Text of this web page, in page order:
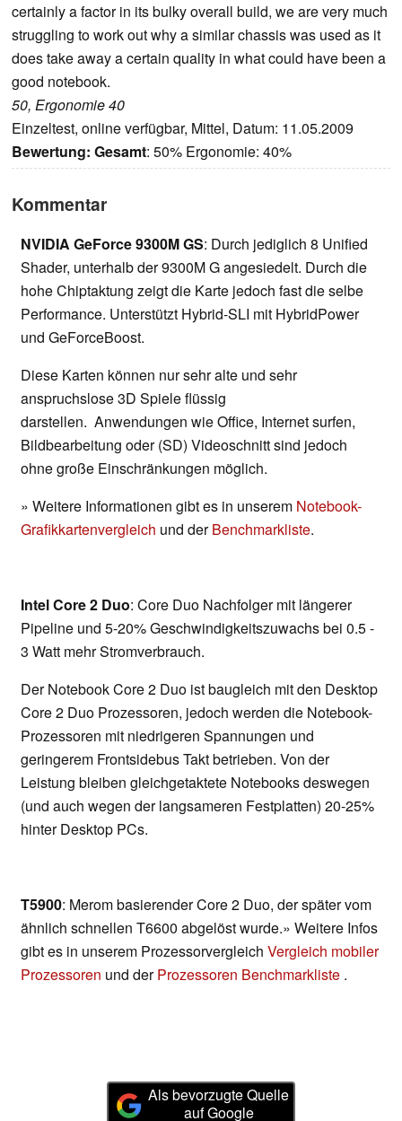
certainly a factor in its bulky overall build, we are very much
struggling to work out why a similar chassis was used as it
does take away a certain quality in what could have been a
good notebook.
50, Ergonomie 40
Einzeltest, online verfügbar, Mittel, Datum: 11.05.2009
Bewertung: Gesamt: 50% Ergonomie: 40%
Kommentar
NVIDIA GeForce 9300M GS: Durch jediglich 8 Unified
Shader, unterhalb der 9300M G angesiedelt. Durch die
hohe Chiptaktung zeigt die Karte jedoch fast die selbe
Performance. Unterstützt Hybrid-SLI mit HybridPower
und GeForceBoost.
Diese Karten können nur sehr alte und sehr
anspruchslose 3D Spiele flüssig
darstellen. Anwendungen wie Office, Internet surfen,
Bildbearbeitung oder (SD) Videoschnitt sind jedoch
ohne große Einschränkungen möglich.
» Weitere Informationen gibt es in unserem Notebook-
Grafikkartenvergleich und derBenchmarkliste.
Intel Core 2 Duo: Core Duo Nachfolger mit längerer
Pipeline und 5-20% Geschwindigkeitszuwachs bei 0.5 -
3 Watt mehr Stromverbrauch.
Der Notebook Core 2 Duo ist baugleich mit den Desktop
Core 2 Duo Prozessoren, jedoch werden die Notebook-
Prozessoren mit niedrigeren Spannungen und
geringerem Frontsidebus Takt betrieben. Von der
Leistung bleiben gleichgetaktete Notebooks deswegen
(und auch wegen der langsameren Festplatten) 20-25%
hinter Desktop PCs.
T5900: Merom basierender Core 2 Duo, der später vom
ähnlich schnellen T6600 abgelöst wurde.» Weitere Infos
gibt es in unserem Prozessorvergleich Vergleich mobiler
Prozessoren und derProzessoren Benchmarkliste .
Als bevorzugte Quelle
auf Google